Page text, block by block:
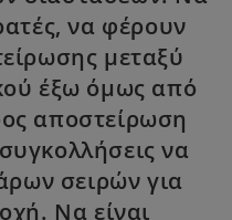
να φέρουν
μεταξύ
έξω όμως από
αποστείρωση
να
σειρών για
Να είναι